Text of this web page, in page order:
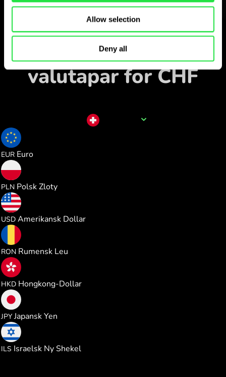
Allow selection
Deny all
Følg populære
valutapar for CHF
EUR Euro
PLN Polsk Zloty
USD Amerikansk Dollar
RON Rumensk Leu
HKD Hongkong-Dollar
JPY Japansk Yen
ILS Israelsk Ny Shekel